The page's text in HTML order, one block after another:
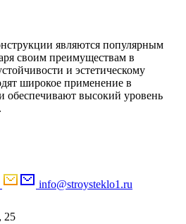
являются популярным
своим преимуществам в
и эстетическому
широкое применение в
обеспечивают высокий уровень
info@stroysteklo1.ru
25